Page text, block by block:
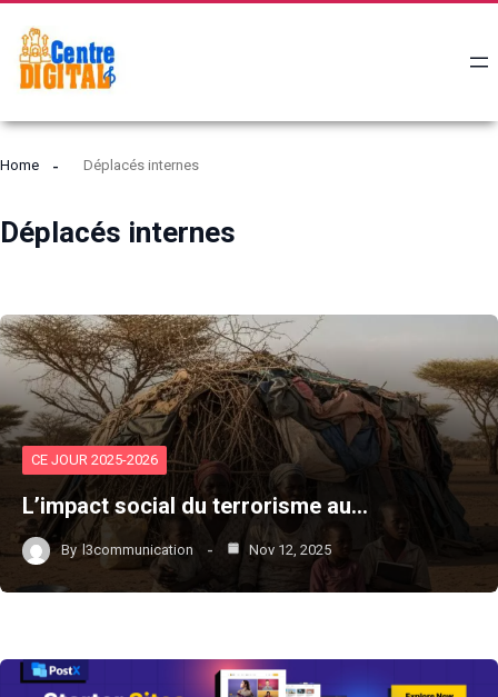
Home Déplacés internes
Déplacés internes
CE JOUR 2025-2026
L’impact social du terrorisme au…
By l3communication Nov 12, 2025